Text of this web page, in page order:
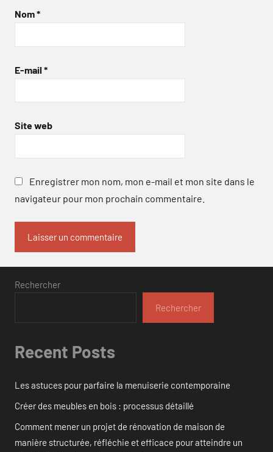
Nom*
E-mail *
Site web
Enregistrer mon nom, mon e-mail et mon site dans le
navigateur pour mon prochain commentaire.
Rechercher
Rechercher
Recent Posts
Les astuces pour parfaire la menuiserie contemporaine
Créer des meubles en bois : processus détaillé
Comment mener un projet de rénovation de maison de
manière structurée, réfléchie et efficace pour atteindre un